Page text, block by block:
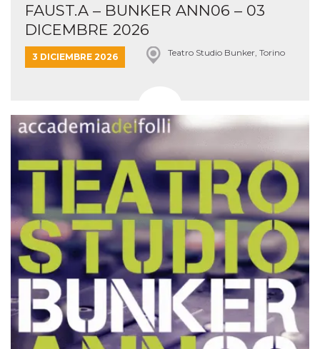
FAUST.A – BUNKER ANN06 – 03
DICEMBRE 2026
3 DICIEMBRE 2026 Teatro Studio Bunker, Torino